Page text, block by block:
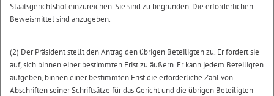
Staatsgerichtshof einzureichen. Sie sind zu begründen. Die erforderlichen
Beweismittel sind anzugeben.
(2) Der Präsident stellt den Antrag den übrigen Beteiligten zu. Er fordert sie
auf, sich binnen einer bestimmten Frist zu äußern. Er kann jedem Beteiligten
aufgeben, binnen einer bestimmten Frist die erforderliche Zahl von
Abschriften seiner Schriftsätze für das Gericht und die übrigen Beteiligten